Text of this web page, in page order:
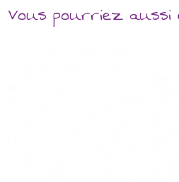
Vous pourriez